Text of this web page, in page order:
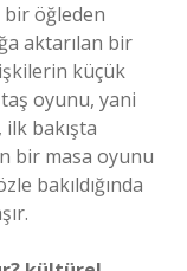
bir öğleden
aktarılan bir
küçük
oyunu, yani
ilk bakışta
bir masa oyunu
bakıldığında